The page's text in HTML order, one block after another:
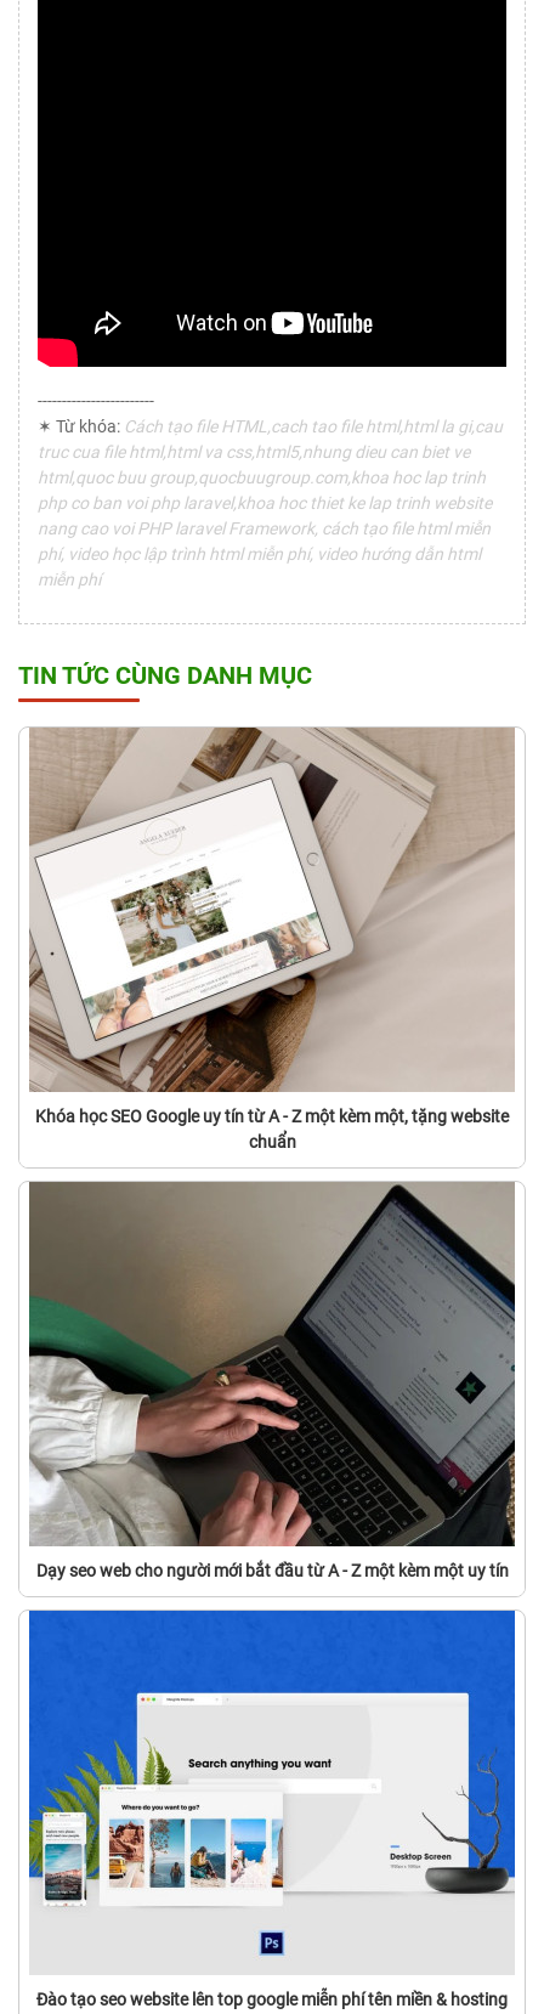
------------------------
✶ Từ khóa: Cách tạo file HTML,cach tao file html,html la gi,cau
truc cua file html,html va css,html5,nhung dieu can biet ve
html,quoc buu group,quocbuugroup.com,khoa hoc lap trinh
php co ban voi php laravel,khoa hoc thiet ke lap trinh website
nang cao voi PHP laravel Framework, cách tạo file html miễn
phí, video học lập trình html miễn phí, video hướng dẫn html
miễn phí
TIN TỨC CÙNG DANH MỤC
Khóa học SEO Google uy tín từ A - Z một kèm một, tặng website
chuẩn
Dạy seo web cho người mới bắt đầu từ A - Z một kèm một uy tín
Đào tạo seo website lên top google miễn phí tên miền & hosting